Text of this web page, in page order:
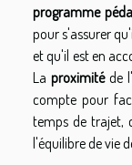
programme
pour s'assurer
et qu'il est en
Laproximitéde
compte pour
temps de trajet,
l'équilibre de vie